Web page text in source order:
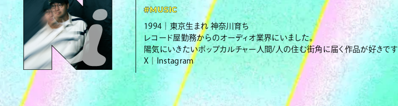
#MUSIC
1994｜東京生まれ 神奈川育ち
レコード屋勤務からのオーディオ業界にいました。
陽気にいきたいポップカルチャー人間/人の住む街角に届く作品が好きです
X
Instagram